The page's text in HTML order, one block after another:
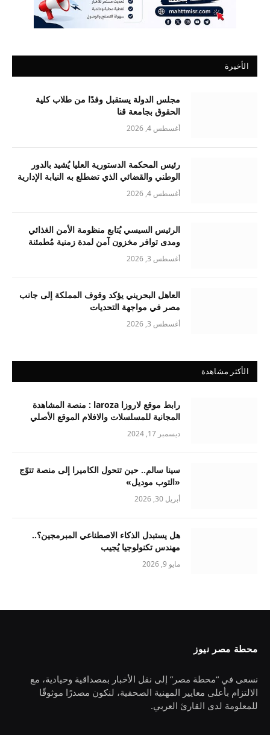
الأخيرة
مجلس الدولة يستقبل وفدًا من طلاب كلية
الحقوق بجامعة قنا
أغسطس 4, 2026
رئيس المحكمة الدستورية العليا يُشيد بالدور
الوطني والقضائي الذي تضطلع به النيابة الإدارية
أغسطس 4, 2026
الرئيس السيسي يُتابع منظومة الأمن الغذائي
ومدى توافر مخزون آمن لمدة زمنية مُطمئنة
أغسطس 3, 2026
العاهل البحريني يؤكد وقوف المملكة إلى جانب
مصر في مواجهة التحديات
أغسطس 3, 2026
الأكثر مشاهدة
رابط موقع لاروزا laroza : منصة المشاهدة
المجانية للمسلسلات والافلام الموقع الأصلي
ديسمبر 17, 2024
سينا سالم.. حين تتحول الكاميرا إلى منصة تتوّج
«التوب موديل»
أبريل 30, 2026
هل يستبدل الذكاء الاصطناعي المبرمجين؟..
مهندس تكنولوجيا يُجيب
مايو 9, 2026
محطة مصر نيوز
نسعى في “محطة مصر” إلى نقل الأخبار بمصداقية وحيادية، مع
الالتزام بأعلى معايير المهنية الصحفية، لنكون مصدرًا موثوقًا
للمعلومة لدى القارئ العربي.